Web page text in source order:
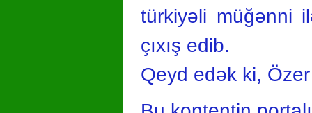
türkiyəli müğənni
çıxış edib.
Qeyd edək ki,